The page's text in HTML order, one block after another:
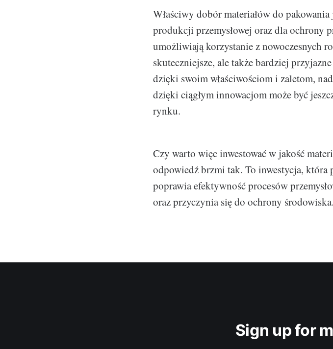
Właściwy dobór materiałów do
produkcji przemysłowej oraz dla ochrony
umożliwiają korzystanie z nowoczesnych
skuteczniejsze, ale także bardziej
dzięki swoim właściwościom i zaletom,
dzięki ciągłym innowacjom może być
rynku.
Czy warto więc inwestować w jakość
odpowiedź brzmi tak. To inwestycja, która
poprawia efektywność procesów
oraz przyczynia się do ochrony środowiska.
Sign up for